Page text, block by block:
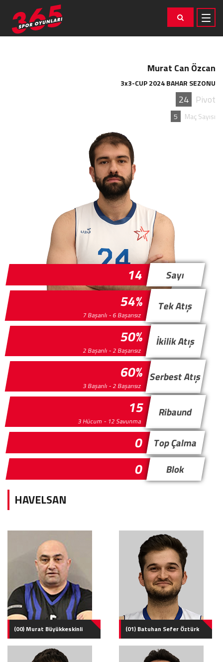
Murat Can Özcan
3x3-CUP 2024 BAHAR SEZONU
24 Pivot
5 Maç Sayısı
14 Sayı
54%
7 Başarılı - 6 Başarısız
Tek Atış
50%
2 Başarılı - 2 Başarısız
İkilik Atış
60%
3 Başarılı - 2 Başarısız
Serbest Atış
15
3 Hücum - 12 Savunma
Ribaund
0 Top Çalma
0 Blok
HAVELSAN
(00) Murat Büyükkeskinli (01) Batuhan Sefer Öztürk